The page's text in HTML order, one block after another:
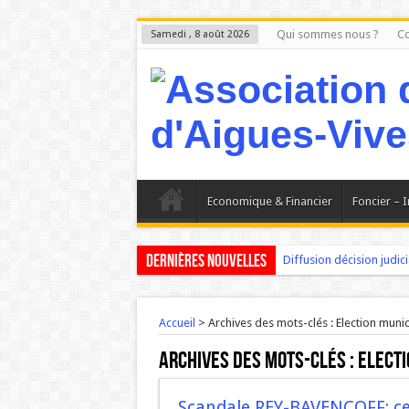
Samedi , 8 août 2026 Qui sommes nous ?
Economique & Financier Foncier –
Dernières nouvelles Diffusion décision
Madame PRADEILLE
AIGUES-VIVES : Les
L ‘Expérience bloque,
Accueil > Archives des mots-clés : Election
Archives des mots-clés :